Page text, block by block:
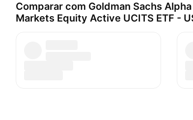
Comparar com Goldman Sachs
Markets Equity Active UCITS ETF -